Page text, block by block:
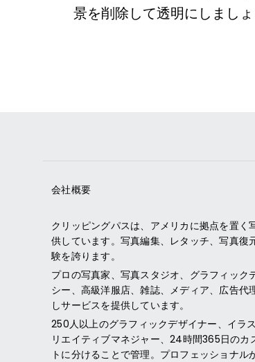
景を削除して透明にしまし
会社概要
クリッピングパスは、アメリカに拠点を置く
供しています。写真編集、レタッチ、写真
験を誇ります。
プロの写真家、写真スタジオ、グラフィッ
シー、高級洋服店、雑誌、メディア、広告
しサービスを提供しています。
250人以上のグラフィックデザイナー、イラ
リエイティブマネジャー、24時間365日の
トに分けることで管理。プロフェッショナ